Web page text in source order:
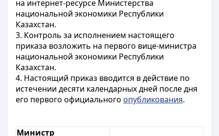
на интернет-ресурсе Министерства
национальной экономики Республики
Казахстан.
3. Контроль за исполнением настоящего
приказа возложить на первого вице-министра
национальной экономики Республики
Казахстан.
4. Настоящий приказ вводится в действие по
истечении десяти календарных дней после дня
его первого официального опубликования.
Министр